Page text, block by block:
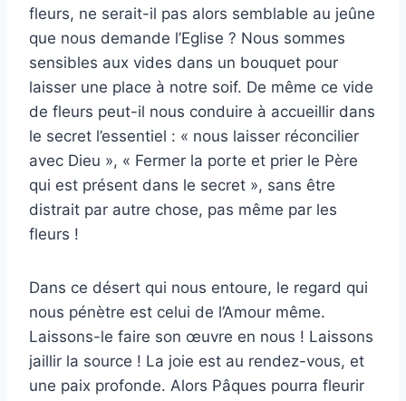
fleurs, ne serait-il pas alors semblable au jeûne
que nous demande l’Eglise ? Nous sommes
sensibles aux vides dans un bouquet pour
laisser une place à notre soif. De même ce vide
de fleurs peut-il nous conduire à accueillir dans
le secret l’essentiel : « nous laisser réconcilier
avec Dieu », « Fermer la porte et prier le Père
qui est présent dans le secret », sans être
distrait par autre chose, pas même par les
fleurs !
Dans ce désert qui nous entoure, le regard qui
nous pénètre est celui de l’Amour même.
Laissons-le faire son œuvre en nous ! Laissons
jaillir la source ! La joie est au rendez-vous, et
une paix profonde. Alors Pâques pourra fleurir